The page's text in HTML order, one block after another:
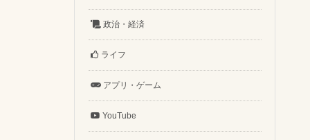
政治・経済
ライフ
アプリ・ゲーム
YouTube